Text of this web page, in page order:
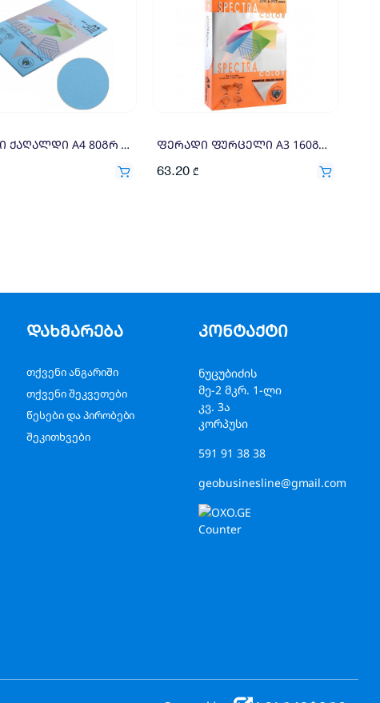
ფერადი ქაღალდი A4 80გრ 100ფ ცისფერი ფერადი ფურცელი A3 160გრ 250ფ ნარინჯისფერი
63.20 ₾
დახმარება
თქვენი ანგარიში
თქვენი შეკვეთები
წესები და პირობები
შეკითხვები
კონტაქტი
ნუცუბიძის
მე-2 მკრ. 1-ლი
კვ. 3ა
კორპუსი
591 91 38 38
geobusinesline@gmail.com